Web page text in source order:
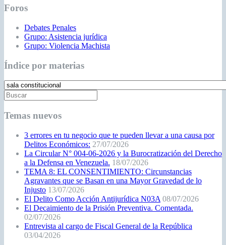
Foros
Debates Penales
Grupo: Asistencia jurídica
Grupo: Violencia Machista
Índice por materias
Temas nuevos
3 errores en tu negocio que te pueden llevar a una causa por
Delitos Económicos: 27/07/2026
La Circular N° 004-06-2026 y la Burocratización del Derecho
a la Defensa en Venezuela. 18/07/2026
TEMA 8: EL CONSENTIMIENTO: Circunstancias
Agravantes que se Basan en una Mayor Gravedad de lo
Injusto 13/07/2026
El Delito Como Acción Antijurídica N03A 08/07/2026
El Decaimiento de la Prisión Preventiva. Comentada.
02/07/2026
Entrevista al cargo de Fiscal General de la República
03/04/2026